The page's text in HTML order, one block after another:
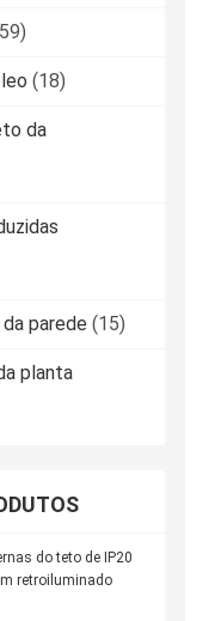
(18)
da
parede (15)
planta
do teto de IP20
retroiluminado